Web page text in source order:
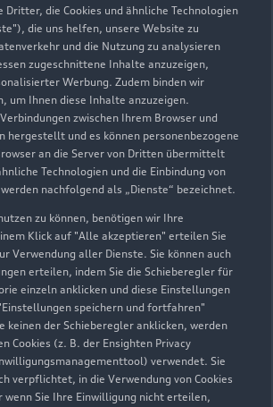
Dritter, die Cookies und ähnliche Technologien
die uns helfen, unsere Website zu
und die Nutzung zu analysieren
zugeschnittene Inhalte anzuzeigen,
Werbung. Zudem binden wir
um Ihnen diese Inhalte anzuzeigen.
zwischen Ihrem Browser und
hergestellt und es können personenbezogene
an die Server von Dritten übermittelt
Technologien und die Einbindung von
nachfolgend als „Dienste“ bezeichnet.
zu können, benötigen wir Ihre
Klick auf "Alle akzeptieren" erteilen Sie
Verwendung aller Dienste. Sie können auch
erteilen, indem Sie die Schieberegler für
einzeln anklicken und diese Einstellungen
speichern und fortfahren"
keinen der Schieberegler anklicken, werden
Cookies (z. B. der Ensighten Privacy
verwendet. Sie
verpflichtet, in die Verwendung von Cookies
wenn Sie Ihre Einwilligung nicht erteilen,
e-tron
68
baumhoff.de